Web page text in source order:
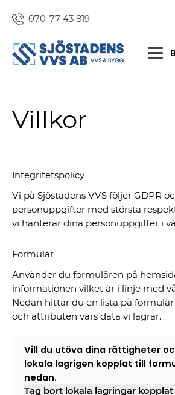
070-77 43 819
Villkor
Integritetspolicy
Vi på Sjöstadens VVS följer GDPR
personuppgifter med största
vi hanterar dina personuppgifter i
Formulär
Använder du formulären på
informationen vilket är i linje med
Nedan hittar du en lista på
och attributen vars data vi lagrar.
Vill du utöva dina rättigheter
lokala lagrigen kopplat till
nedan.
Tag bort lokala lagringar